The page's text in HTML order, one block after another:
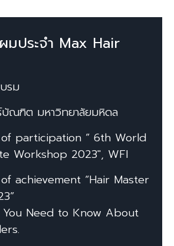
ประจำ Max Hair
รม
ณฑิต มหาวิทยาลัยมหิดล
participation ” 6th World
Workshop 2023″, WFI
achievement “Hair Master
Need to Know About